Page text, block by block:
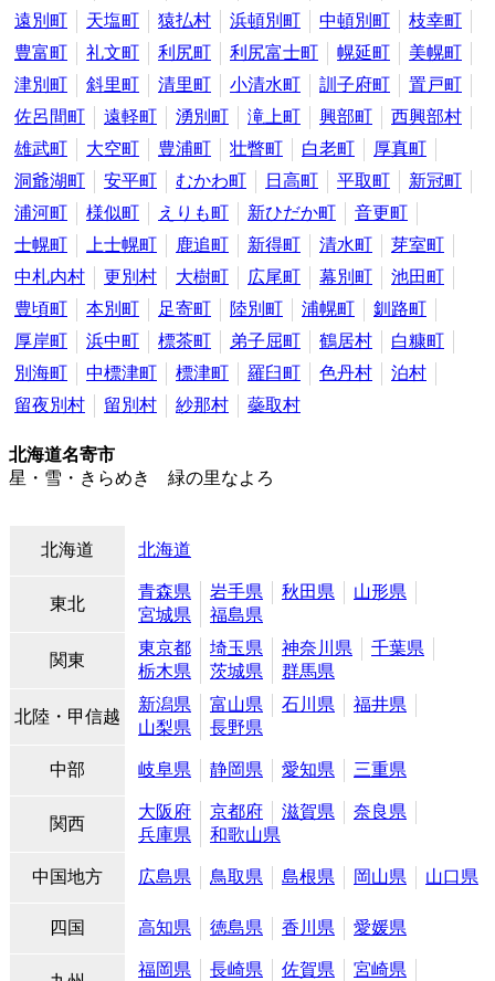
遠別町
天塩町 猿払村 浜頓別町 中頓別町
枝幸町
豊富町
礼文町 利尻町 利尻富士町 幌延町
美幌町
津別町
斜里町 清里町 小清水町 訓子府町
置戸町
佐呂間町
遠軽町 湧別町 滝上町 興部町
西興部村
雄武町
大空町 豊浦町 壮瞥町 白老町
厚真町
洞爺湖町
安平町 むかわ町 日高町 平取町
新冠町
浦河町
様似町 えりも町 新ひだか町
音更町
士幌町
上士幌町 鹿追町 新得町 清水町
芽室町
中札内村
更別村 大樹町 広尾町 幕別町
池田町
豊頃町
本別町 足寄町 陸別町 浦幌町
釧路町
厚岸町
浜中町 標茶町 弟子屈町 鶴居村
白糠町
別海町
中標津町 標津町 羅臼町 色丹村
泊村
留夜別村
留別村 紗那村 蘂取村
北海道名寄市
星・雪・きらめき 緑の里なよろ
北海道 北海道
東北
青森県 岩手県 秋田県
山形県
宮城県
福島県
関東
東京都 埼玉県 神奈川県
千葉県
栃木県
茨城県 群馬県
北陸・甲信越
新潟県 富山県 石川県
福井県
山梨県
長野県
中部 岐阜県 静岡県 愛知県 三重県
関西
大阪府 京都府 滋賀県
奈良県
兵庫県
和歌山県
中国地方 広島県 鳥取県 島根県 岡山県 山口県
四国 高知県 徳島県 香川県 愛媛県
福岡県 長崎県 佐賀県 宮崎県